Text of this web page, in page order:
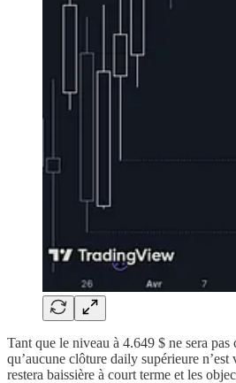
Tant que le niveau à 4.649 $ ne sera pas
qu’aucune clôture daily supérieure
restera baissière à court terme et les